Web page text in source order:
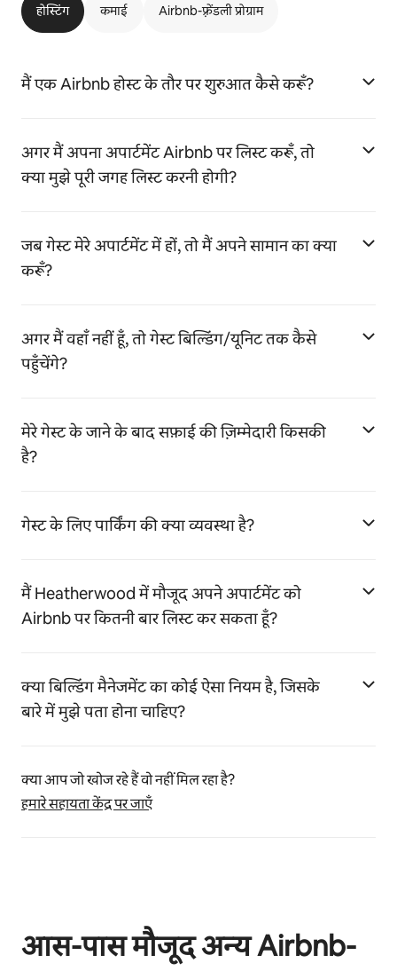
होस्टिंग कमाई Airbnb-फ़्रेंडली प्रोग्राम
मैं एक Airbnb होस्ट के तौर पर शुरुआत कैसे करूँ?
अगर मैं अपना अपार्टमेंट Airbnb पर लिस्ट करूँ, तो
क्या मुझे पूरी जगह लिस्ट करनी होगी?
जब गेस्ट मेरे अपार्टमेंट में हों, तो मैं अपने सामान का क्या
करूँ?
अगर मैं वहाँ नहीं हूँ, तो गेस्ट बिल्डिंग/यूनिट तक कैसे
पहुँचेंगे?
मेरे गेस्ट के जाने के बाद सफ़ाई की ज़िम्मेदारी किसकी
है?
गेस्ट के लिए पार्किंग की क्या व्यवस्था है?
मैं Heatherwood में मौजूद अपने अपार्टमेंट को
Airbnb पर कितनी बार लिस्ट कर सकता हूँ?
क्या बिल्डिंग मैनेजमेंट का कोई ऐसा नियम है, जिसके
बारे में मुझे पता होना चाहिए?
क्या आप जो खोज रहे हैं वो नहीं मिल रहा है?
हमारे सहायता केंद्र पर जाएँ
आस-पास मौजूद अन्य Airbnb-